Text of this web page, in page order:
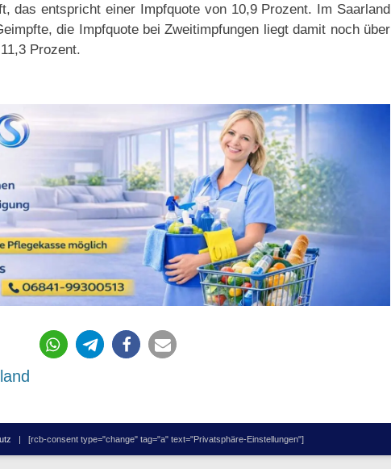
das entspricht einer Impfquote von 10,9 Prozent. Im Saarland
die Impfquote bei Zweitimpfungen liegt damit noch über
Prozent.
298
| [rcb-consent type="change" tag="a" text="Privatsphäre-Einstellungen"]